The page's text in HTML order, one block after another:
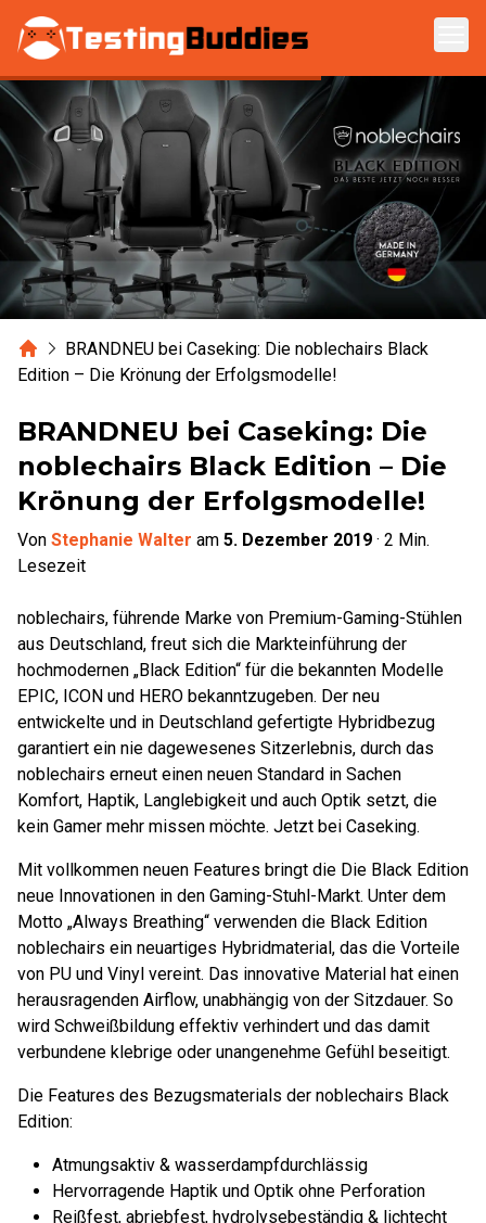
Zum Hauptinhalt springen
HomeBRANDNEU bei Caseking: Die noblechairs Black
Edition – Die Krönung der Erfolgsmodelle!
BRANDNEU bei Caseking: Die
noblechairs Black Edition – Die
Krönung der Erfolgsmodelle!
Von Stephanie Walter am 5. Dezember 2019 · 2 Min.
Lesezeit
noblechairs, führende Marke von Premium-Gaming-Stühlen
aus Deutschland, freut sich die Markteinführung der
hochmodernen „Black Edition“ für die bekannten Modelle
EPIC, ICON und HERO bekanntzugeben. Der neu
entwickelte und in Deutschland gefertigte Hybridbezug
garantiert ein nie dagewesenes Sitzerlebnis, durch das
noblechairs erneut einen neuen Standard in Sachen
Komfort, Haptik, Langlebigkeit und auch Optik setzt, die
kein Gamer mehr missen möchte. Jetzt bei Caseking.
Mit vollkommen neuen Features bringt die Die Black Edition
neue Innovationen in den Gaming-Stuhl-Markt. Unter dem
Motto „Always Breathing“ verwenden die Black Edition
noblechairs ein neuartiges Hybridmaterial, das die Vorteile
von PU und Vinyl vereint. Das innovative Material hat einen
herausragenden Airflow, unabhängig von der Sitzdauer. So
wird Schweißbildung effektiv verhindert und das damit
verbundene klebrige oder unangenehme Gefühl beseitigt.
Die Features des Bezugsmaterials der noblechairs Black
Edition:
Atmungsaktiv & wasserdampfdurchlässig
Hervorragende Haptik und Optik ohne Perforation
Reißfest, abriebfest, hydrolysebeständig & lichtecht